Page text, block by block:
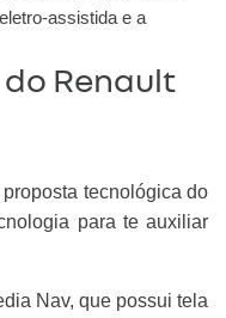
assistida e a
Renault
tecnológica do
para te auxiliar
Nav, que possui tela